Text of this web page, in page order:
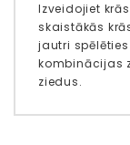
Izveidojiet
skaistākās
jautri
kombinācijas
ziedus.